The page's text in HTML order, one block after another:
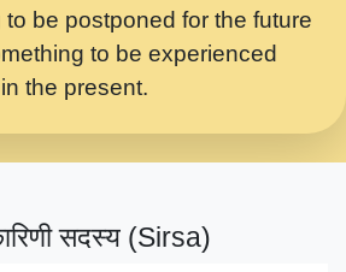
ल क ज न लग Sadhvi Purnima Ji
दलल #बसर.mp3
ह दख भ मझ पयर ह!छड म कस दत
2021 - तर अखय ह जद भर बहर ज म
भजन - जय जय शयम जय जय शयम
be postponed for the future
to be experienced
the present.
सदस्य (Sirsa)